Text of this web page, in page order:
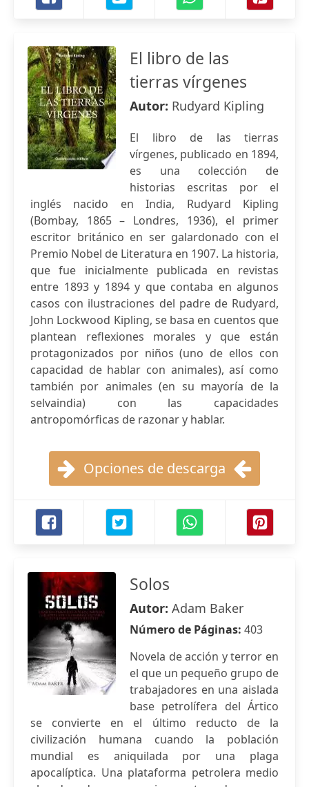
El libro de las
tierras vírgenes
Autor: Rudyard Kipling
El libro de las tierras
vírgenes, publicado en 1894,
es una colección de
historias escritas por el
inglés nacido en India, Rudyard Kipling
(Bombay, 1865 – Londres, 1936), el primer
escritor británico en ser galardonado con el
Premio Nobel de Literatura en 1907. La historia,
que fue inicialmente publicada en revistas
entre 1893 y 1894 y que contaba en algunos
casos con ilustraciones del padre de Rudyard,
John Lockwood Kipling, se basa en cuentos que
plantean reflexiones morales y que están
protagonizados por niños (uno de ellos con
capacidad de hablar con animales), así como
también por animales (en su mayoría de la
selvaindia) con las capacidades
antropomórficas de razonar y hablar.
Opciones de descarga
Solos
Autor: Adam Baker
Número de Páginas: 403
Novela de acción y terror en
el que un pequeño grupo de
trabajadores en una aislada
base petrolífera del Ártico
se convierte en el último reducto de la
civilización humana cuando la población
mundial es aniquilada por una plaga
apocalíptica. Una plataforma petrolera medio